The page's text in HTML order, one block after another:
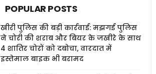
POPULAR POSTS
खीरी पुलिस की बड़ी कार्रवाई: मझगई पुलिस
ने चोरी की शराब और बियर के जखीरे के साथ
4 शातिर चोरों को दबोचा, वारदात में
इस्तेमाल बाइक भी बरामद